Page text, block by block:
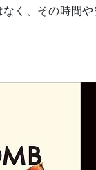
なく、その時間